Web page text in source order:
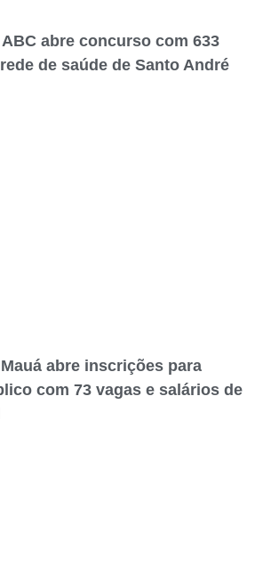
abre concurso com 633
de saúde de Santo André
abre inscrições para
com 73 vagas e salários de